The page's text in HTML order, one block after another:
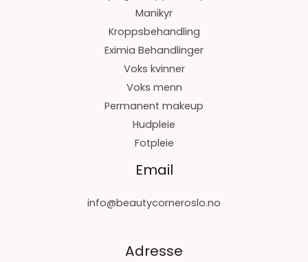
Manikyr
Kroppsbehandling
Eximia Behandlinger
Voks kvinner
Voks menn
Permanent makeup
Hudpleie
Fotpleie
Email
info@beautycorneroslo.no
Adresse